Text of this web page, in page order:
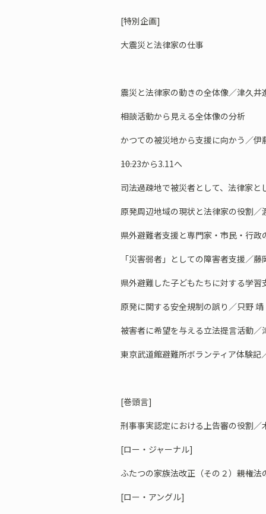
[特別企画]
大震災と法律家の仕事
震災と法律家の動きの全体像／津久井
――相談活動から見える全体像の分析
かつての被災地から支援に向かう／伊
――10.23から3.11へ
司法過疎地で被災者として、法律家と
原発周辺地域の現状と法律家の役割／
県外避難者支援と専門家・市民・行政
「災害弱者」としての障害者支援／藤
県外避難した子どもたちに対する学習
原発に関する安全規制の誤り／只野 靖
被害者に希望を与える立法提言活動／
東京武道館避難所ボランティア体験記
[巻頭言]
刑事事実認定における上告審の役割／
[ロー・ジャーナル]
ふたつの家族法改正（その２）――親権
[ロー・アングル]